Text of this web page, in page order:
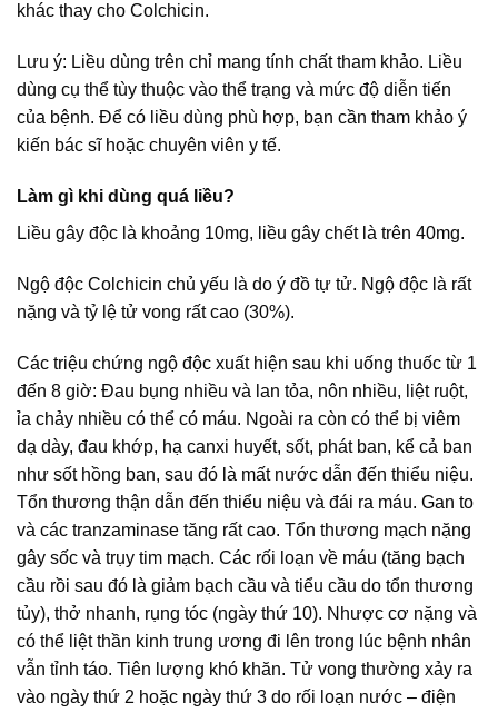
khác thay cho Colchicin.
Lưu ý: Liều dùng trên chỉ mang tính chất tham khảo. Liều
dùng cụ thể tùy thuộc vào thể trạng và mức độ diễn tiến
của bệnh. Để có liều dùng phù hợp, bạn cần tham khảo ý
kiến bác sĩ hoặc chuyên viên y tế.
Làm gì khi dùng quá liều?
Liều gây độc là khoảng 10mg, liều gây chết là trên 40mg.
Ngộ độc Colchicin chủ yếu là do ý đồ tự tử. Ngộ độc là rất
nặng và tỷ lệ tử vong rất cao (30%).
Các triệu chứng ngộ độc xuất hiện sau khi uống thuốc từ 1
đến 8 giờ: Đau bụng nhiều và lan tỏa, nôn nhiều, liệt ruột,
ỉa chảy nhiều có thể có máu. Ngoài ra còn có thể bị viêm
dạ dày, đau khớp, hạ canxi huyết, sốt, phát ban, kể cả ban
như sốt hồng ban, sau đó là mất nước dẫn đến thiểu niệu.
Tổn thương thận dẫn đến thiểu niệu và đái ra máu. Gan to
và các tranzaminase tăng rất cao. Tổn thương mạch nặng
gây sốc và trụy tim mạch. Các rối loạn về máu (tăng bạch
cầu rồi sau đó là giảm bạch cầu và tiểu cầu do tổn thương
tủy), thở nhanh, rụng tóc (ngày thứ 10). Nhược cơ nặng và
có thể liệt thần kinh trung ương đi lên trong lúc bệnh nhân
vẫn tỉnh táo. Tiên lượng khó khăn. Tử vong thường xảy ra
vào ngày thứ 2 hoặc ngày thứ 3 do rối loạn nước – điện